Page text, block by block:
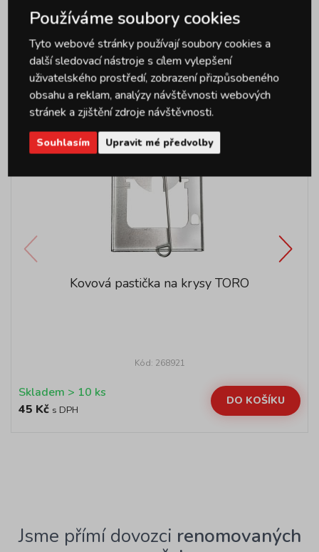
Podobné produkty
Kovová pastička na krysy TORO
Kód: 268921
Skladem > 10 ks
45 Kč s DPH
DO KOŠÍKU
Jsme přímí dovozci renomovaných
Používáme soubory cookies
Tyto webové stránky používají soubory cookies a
další sledovací nástroje s cílem vylepšení
uživatelského prostředí, zobrazení přizpůsobeného
obsahu a reklam, analýzy návštěvnosti webových
stránek a zjištění zdroje návštěvnosti.
Souhlasím Upravit mé předvolby